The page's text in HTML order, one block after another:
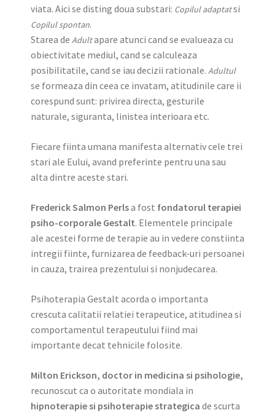
viata. Aici se disting doua substari: Copilul adaptatsi
Copilul spontan.
Starea de Adultapare atunci cand se evalueaza cu
obiectivitate mediul, cand se calculeaza
posibilitatile, cand se iau decizii rationale. Adultul
se formeaza din ceea ce invatam, atitudinile care ii
corespund sunt: privirea directa, gesturile
naturale, siguranta, linistea interioara etc.
Fiecare fiinta umana manifesta alternativ cele trei
stari ale Eului, avand preferinte pentru una sau
alta dintre aceste stari.
Frederick Salmon Perlsa fost fondatorul terapiei
psiho-corporale Gestalt. Elementele principale
ale acestei forme de terapie au in vedere constiinta
intregii fiinte, furnizarea de feedback-uri persoanei
in cauza, trairea prezentului si nonjudecarea.
Psihoterapia Gestalt acorda o importanta
crescuta calitatii relatiei terapeutice, atitudinea si
comportamentul terapeutului fiind mai
importante decat tehnicile folosite.
Milton Erickson, doctor in medicina si psihologie,
recunoscut ca o autoritate mondiala in
hipnoterapie si psihoterapie strategica de scurta